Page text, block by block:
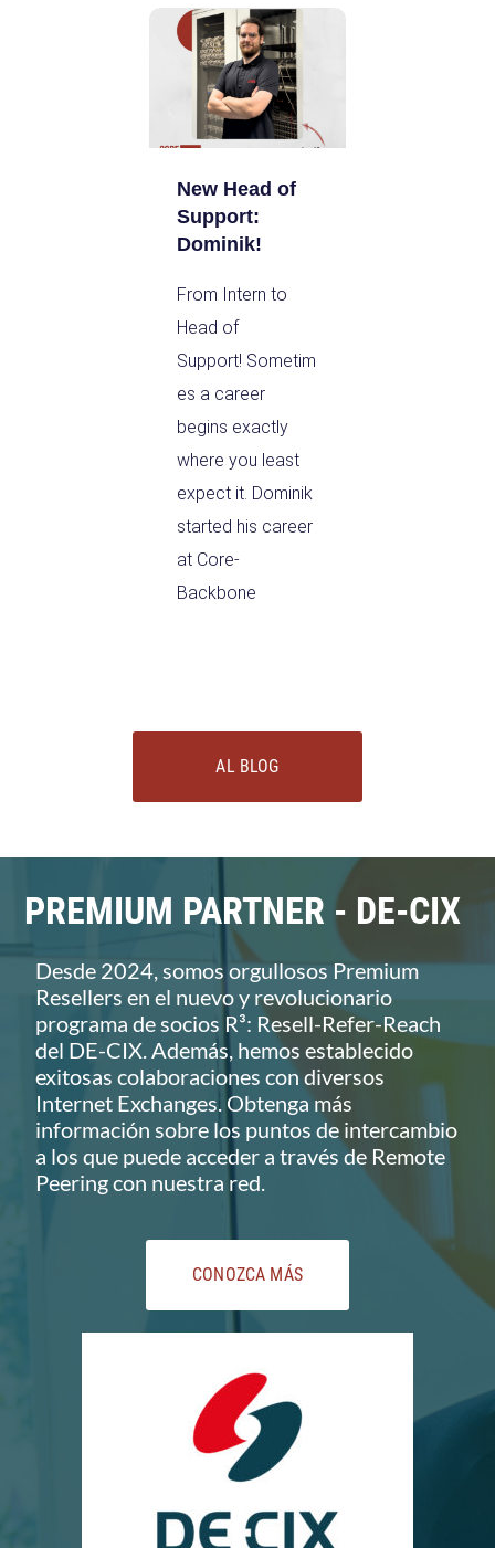
New Head of
Support:
Dominik!
From Intern to
Head of
Support! Sometim
es a career
begins exactly
where you least
expect it. Dominik
started his career
at Core-
Backbone
AL BLOG
PREMIUM PARTNER - DE-CIX
Desde 2024, somos orgullosos Premium
Resellers en el nuevo y revolucionario
programa de socios R³: Resell-Refer-Reach
del DE-CIX. Además, hemos establecido
exitosas colaboraciones con diversos
Internet Exchanges. Obtenga más
información sobre los puntos de intercambio
a los que puede acceder a través de Remote
Peering con nuestra red.
CONOZCA MÁS